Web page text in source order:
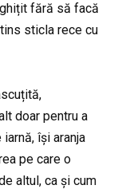
fără să facă
sticla rece cu
doar pentru a
își aranja
pe care o
altul, ca și cum